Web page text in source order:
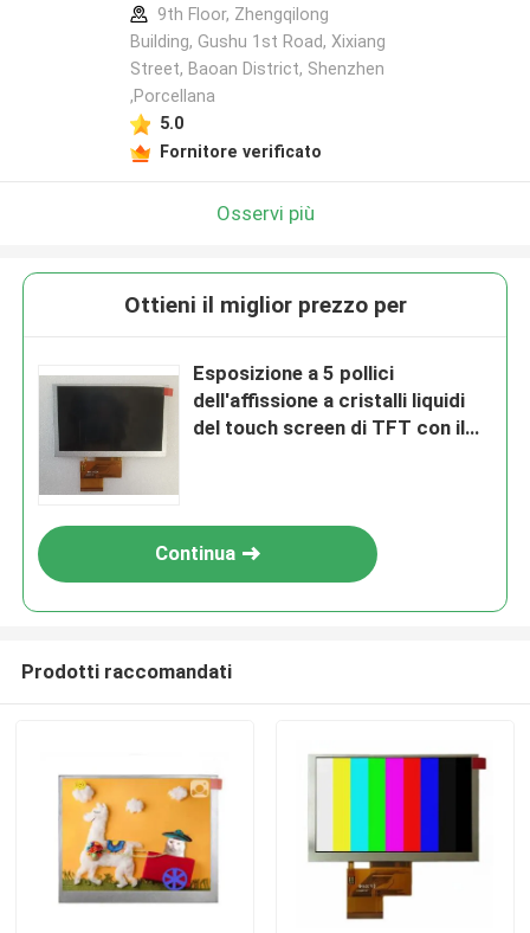
Casa
produttore
9th Floor, Zhengqilong
Building, Gushu 1st Road, Xixiang
Street, Baoan District, Shenzhen
,Porcellana
5.0
Fornitore verificato
Osservi più
Ottieni il miglior prezzo per
Esposizione a 5 pollici
dell'affissione a cristalli liquidi
del touch screen di TFT con il
Continua
Prodotti raccomandati